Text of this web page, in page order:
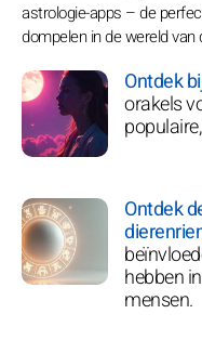
astrologie-apps – de
dompelen in de wereld van
Ontdek
orakels
Ontdek
hebben
mensen.